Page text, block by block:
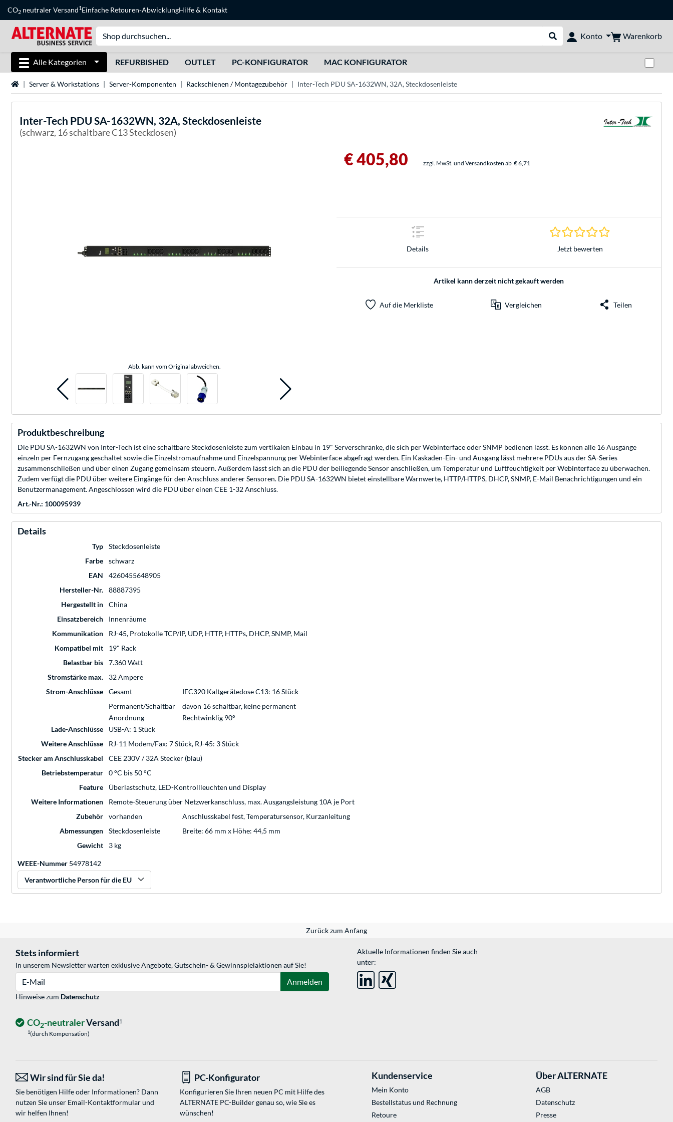
CO2 neutraler Versand1Einfache Retouren-AbwicklungHilfe& Kontakt
Suche durchführen
Konto Warenkorb
Alle Kategorien REFURBISHED OUTLET PC-KONFIGURATOR MAC KONFIGURATOR
StartseiteServer & Workstations Server-Komponenten Rackschienen / Montagezubehör Inter-Tech PDU SA-1632WN, 32A, Steckdosenleiste
Inter-Tech PDU SA-1632WN, 32A, Steckdosenleiste
(schwarz, 16 schaltbare C13 Steckdosen)
Abb. kann vom Original abweichen.
€ 405,80 zzgl. MwSt. und Versandkosten ab € 6,71
Details
0.0 Sterne bei 0
Jetzt bewerten
Artikel kann derzeit nicht gekauft werden
Auf die Merkliste Vergleichen Teilen
Produktbeschreibung
Die PDU SA-1632WN von Inter-Tech ist eine schaltbare Steckdosenleiste zum vertikalen Einbau in 19" Serverschränke, die sich per Webinterface oder SNMP bedienen lässt. Es können alle 16 Ausgänge
einzeln per Fernzugang geschaltet sowie die Einzelstromaufnahme und Einzelspannung per Webinterface abgefragt werden. Ein Kaskaden-Ein- und Ausgang lässt mehrere PDUs aus der SA-Series
zusammenschließen und über einen Zugang gemeinsam steuern. Außerdem lässt sich an die PDU der beiliegende Sensor anschließen, um Temperatur und Luftfeuchtigkeit per Webinterface zu überwachen.
Zudem verfügt die PDU über weitere Eingänge für den Anschluss anderer Sensoren. Die PDU SA-1632WN bietet einstellbare Warnwerte, HTTP/HTTPS, DHCP, SNMP, E-Mail Benachrichtigungen und ein
Benutzermanagement. Angeschlossen wird die PDU über einen CEE 1-32 Anschluss.
Art.-Nr.: 100095939
Details
Typ
Steckdosenleiste
Farbe
schwarz
EAN
4260455648905
Hersteller-Nr.
88887395
Hergestellt in
China
Einsatzbereich
Innenräume
Kommunikation
RJ-45, Protokolle TCP/IP, UDP, HTTP, HTTPs, DHCP, SNMP, Mail
Kompatibel mit
19" Rack
Belastbar bis
7.360 Watt
Stromstärke max.
32 Ampere
Strom-Anschlüsse
Gesamt
IEC320 Kaltgerätedose C13: 16 Stück
Permanent/Schaltbar
davon 16 schaltbar, keine permanent
Anordnung
Rechtwinklig 90°
Lade-Anschlüsse
USB-A: 1 Stück
Weitere Anschlüsse
RJ-11 Modem/Fax: 7 Stück, RJ-45: 3 Stück
Stecker am Anschlusskabel
CEE 230V / 32A Stecker (blau)
Betriebstemperatur
0 °C bis 50 °C
Feature
Überlastschutz, LED-Kontrollleuchten und Display
Weitere Informationen
Remote-Steuerung über Netzwerkanschluss, max. Ausgangsleistung 10A je Port
Zubehör
vorhanden
Anschlusskabel fest, Temperatursensor, Kurzanleitung
Abmessungen
Steckdosenleiste
Breite: 66 mm x Höhe: 44,5 mm
Gewicht
3 kg
WEEE-Nummer 54978142
Verantwortliche Person für die EU
Zurück zum Anfang
Stets informiert
In unserem Newsletter warten exklusive Angebote, Gutschein- & Gewinnspielaktionen auf Sie!
Anmelden
Hinweise zum Datenschutz
Aktuelle Informationen finden Sie auch
unter:
CO2-neutralerVersand1
1(durch Kompensation)
Wir sind für Sie da!
Sie benötigen Hilfe oder Informationen? Dann
nutzen Sie unser Email-Kontaktformularund
wir helfen Ihnen!
PC-Konfigurator
Konfigurieren Sie Ihren neuen PC mit Hilfe des
ALTERNATE PC-Builder genau so, wie Sie es
wünschen!
Kundenservice
Mein Konto
Bestellstatus und Rechnung
Retoure
Über ALTERNATE
AGB
Datenschutz
Presse